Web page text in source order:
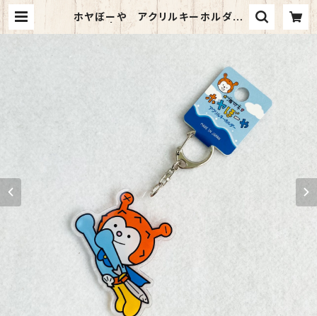
ホヤぼーや アクリルキーホルダー
（飛ぶ） | TORCH-Online Shop-